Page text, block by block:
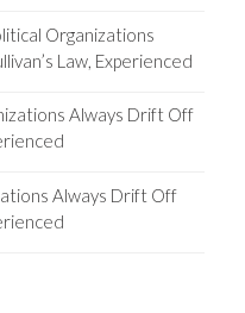
Organizations
Law, Experienced
Always Drift Off
Always Drift Off